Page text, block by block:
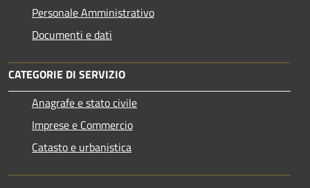
Personale Amministrativo
Documenti e dati
CATEGORIE DI SERVIZIO
Anagrafe e stato civile
Imprese e Commercio
Catasto e urbanistica